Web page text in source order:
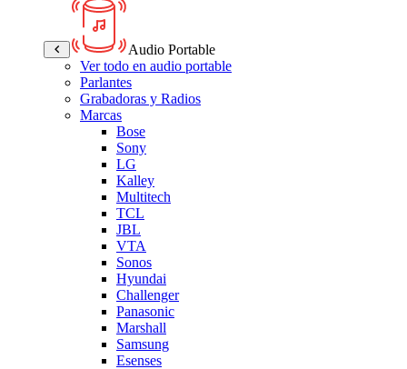
Audio Portable
Ver todo en audio portable
Parlantes
Grabadoras y Radios
Marcas
Bose
Sony
LG
Kalley
Multitech
TCL
JBL
VTA
Sonos
Hyundai
Challenger
Panasonic
Marshall
Samsung
Esenses